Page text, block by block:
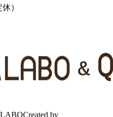
）
LABOCreated by